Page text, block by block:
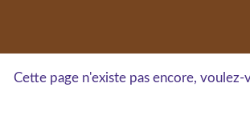
Cette page n'existe pas encore, voulez-